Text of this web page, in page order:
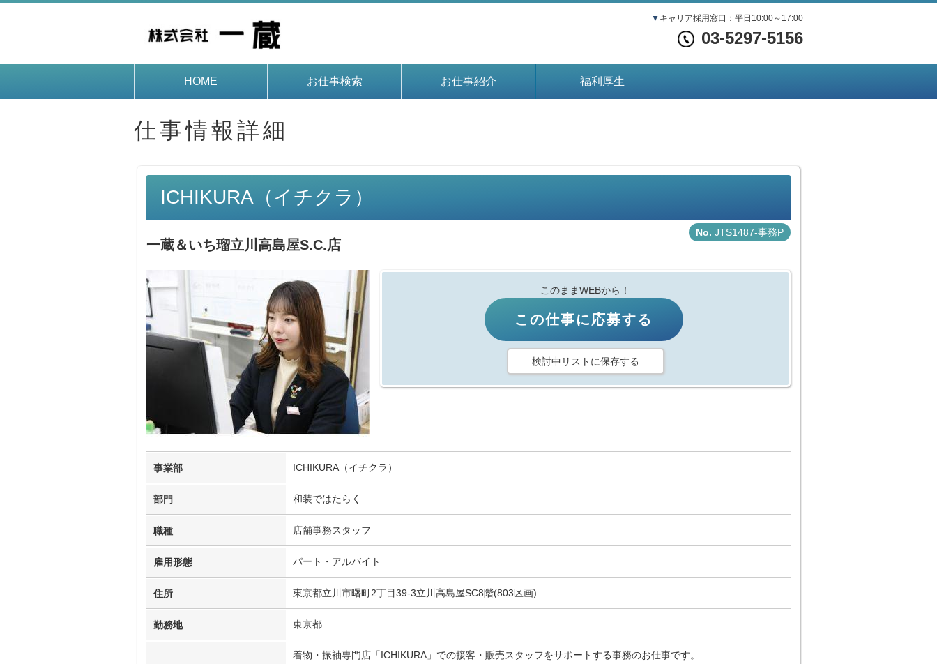
▼ キャリア採用窓口：平日10:00～17:00
03-5297-5156
HOME お仕事検索 お仕事紹介 福利厚生
仕事情報詳細
ICHIKURA（イチクラ）
JTS1487-事務P
一蔵＆いち瑠立川高島屋S.C.店
このままWEBから！
この仕事に応募する
検討中リストに保存する
事業部 ICHIKURA（イチクラ）
部門 和装ではたらく
職種 店舗事務スタッフ
雇用形態 パート・アルバイト
住所 東京都立川市曙町2丁目39-3立川高島屋SC8階(803区画)
勤務地 東京都
着物・振袖専門店「ICHIKURA」での接客・販売スタッフをサポートする事務のお仕事です。